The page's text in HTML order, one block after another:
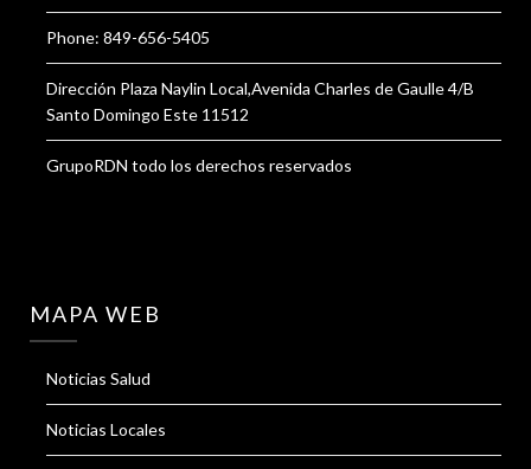
Phone: 849-656-5405
Dirección Plaza Naylin Local,Avenida Charles de Gaulle 4/B
Santo Domingo Este 11512
GrupoRDN todo los derechos reservados
MAPA WEB
Noticias Salud
Noticias Locales